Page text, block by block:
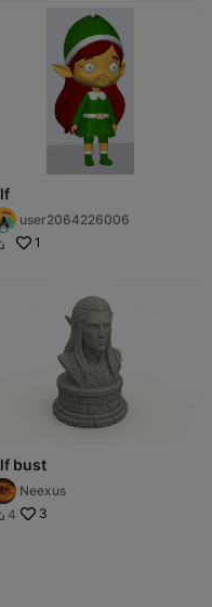
user2064226006
1
bust
Neexus
4 3